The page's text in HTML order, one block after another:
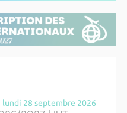
lundi 28 septembre 2026